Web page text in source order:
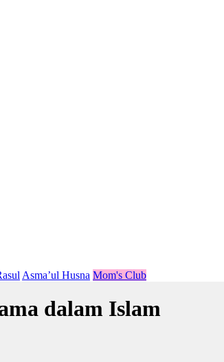
Asma’ul Husna Mom's Club
dalam Islam